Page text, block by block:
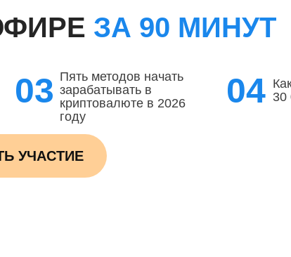
УЧАСТИЕ
Пять методов начать
зарабатывать в
криптовалюте в 2026
году
30
ЗА 90 МИНУТ
04
03